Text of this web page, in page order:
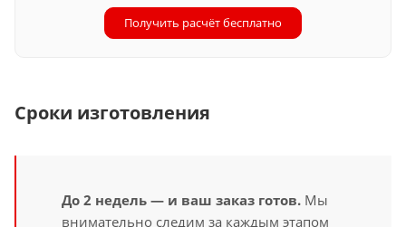
Получить расчёт бесплатно
Сроки изготовления
До 2 недель — и ваш заказ готов. Мы
внимательно следим за каждым этапом